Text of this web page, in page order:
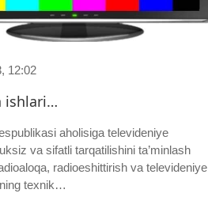
12:02
ishlari…
aholisiga televideniye
va sifatli tarqatilishini ta’minlash
radioeshittirish va televideniye
texnik…